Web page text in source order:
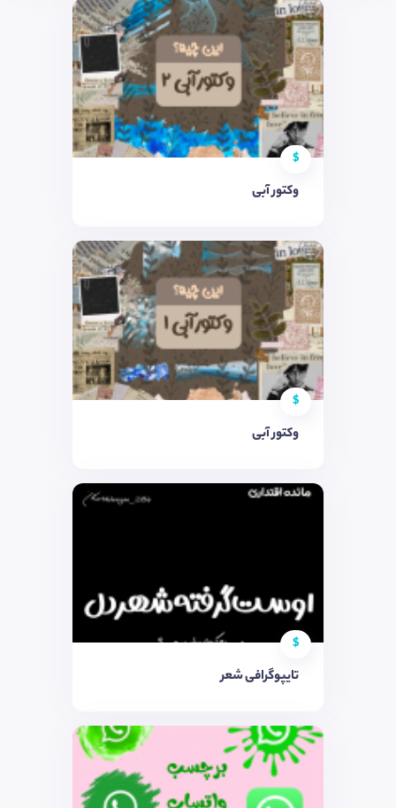
$
وکتور آبی
$
وکتور آبی
$
تایپوگرافی شعر